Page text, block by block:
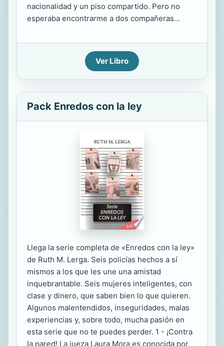
nacionalidad y un piso compartido. Pero no
esperaba encontrarme a dos compañeras...
Ver Libro
Pack Enredos con la ley
Llega la serie completa de «Enredos con la ley»
de Ruth M. Lerga. Seis policías hechos a sí
mismos a los que les une una amistad
inquebrantable. Seis mujeres inteligentes, con
clase y dinero, que saben bien lo que quieren.
Algunos malentendidos, inseguridades, malas
experiencias y, sobre todo, mucha pasión en
esta serie que no te puedes perder. 1 - ¡Contra
la pared! La jueza Laura Mora es conocida por